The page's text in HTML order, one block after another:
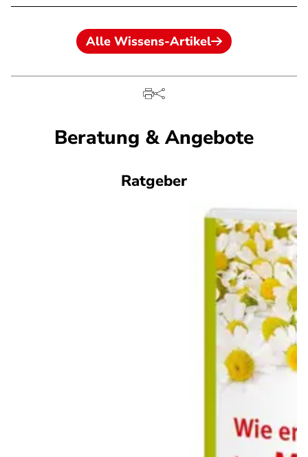
Alle Wissens-Artikel
Beratung & Angebote
Ratgeber